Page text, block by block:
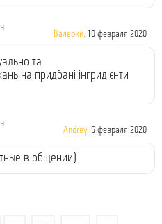
Валерий, 10 февраля 2020
та
на придбані інгридієнти
Andrey, 5 февраля 2020
в общении)